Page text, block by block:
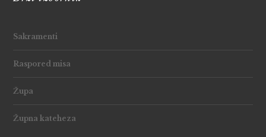
Sakramenti
Raspored misa
Župa
Župna kateheza